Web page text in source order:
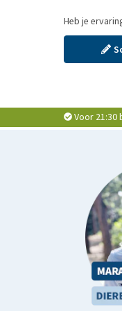
Heb je
Voor 21:30